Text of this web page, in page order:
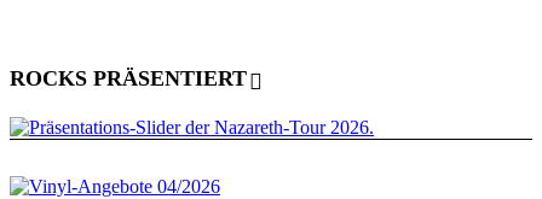
ROCKS PRÄSENTIERT